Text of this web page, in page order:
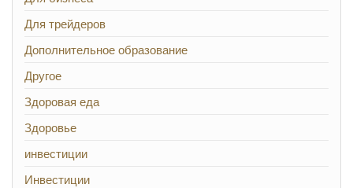
Для трейдеров
Дополнительное образование
Другое
Здоровая еда
Здоровье
инвестиции
Инвестиции